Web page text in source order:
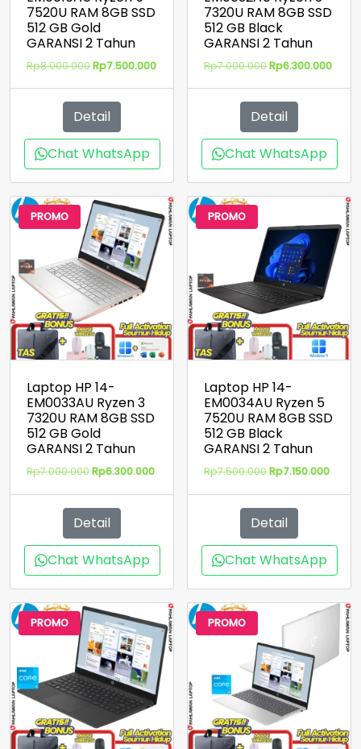
7520U RAM 8GB SSD
512 GB Gold
GARANSI 2 Tahun
Rp8.000.000Harga
Rp8.000.000.
Rp7.500.000Harga
Detail
Chat WhatsApp
7320U RAM 8GB SSD
512 GB Black
GARANSI 2 Tahun
Rp7.000.000Harga
Rp7.000.000.
Rp6.300.000
Detail
Chat WhatsApp
PROMO
Laptop HP 14-
EM0033AU Ryzen 3
7320U RAM 8GB SSD
512 GB Gold
GARANSI 2 Tahun
Rp7.000.000Harga
Rp7.000.000.
Rp6.300.000Harga
Detail
Chat WhatsApp
PROMO
Laptop HP 14-
EM0034AU Ryzen 5
7520U RAM 8GB SSD
512 GB Black
GARANSI 2 Tahun
Rp7.500.000Harga
Rp7.500.000.
Rp7.150.000Harga
Detail
Chat WhatsApp
PROMO PROMO